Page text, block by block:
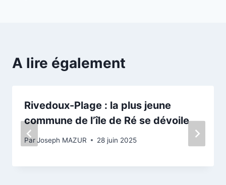
A lire également
Rivedoux-Plage : la plus jeune
commune de l’île de Ré se dévoile
ParJoseph MAZUR 28 juin 2025